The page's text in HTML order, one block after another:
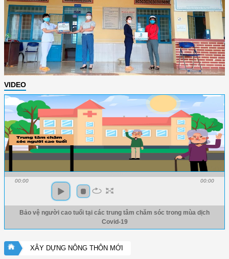
VIDEO
00:00 00:00
Bảo vệ người cao tuổi tại các trung tâm chăm sóc trong mùa dịch
Covid-19
XÂY DỰNG NÔNG THÔN MỚI